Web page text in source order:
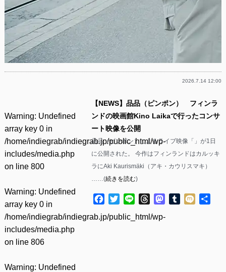
2026.7.14 12:00
Warning: Undefined
array key 0 in
/home/indiegrab/indiegrab.jp/public_html/wp-
includes/media.php
on line 800
Warning: Undefined
array key 0 in
/home/indiegrab/indiegrab.jp/public_html/wp-
includes/media.php
on line 806
Warning: Undefined
【NEWS】品品（ピンポン） フィンラ
ンドの映画館Kino Laikaで行ったコンサ
ート映像を公開
品品（ピンポン）によるライブ映像「」が1日
に公開された。 今作はフィンランドはカルッキ
ラにAki Kaurismäki（アキ・カウリスマキ）
……(続きを読む)
Facebook
TwitterLine ThreadsMastodon
Tumblr
Mixi